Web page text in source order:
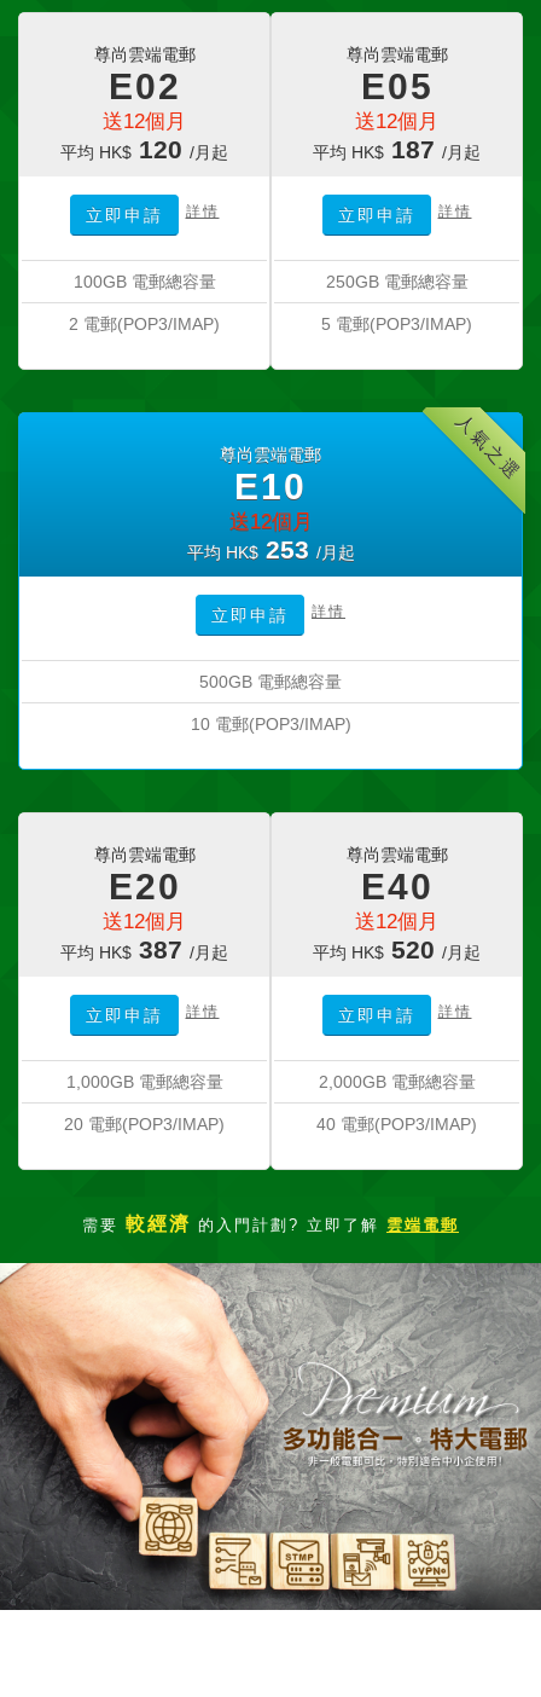
尊尚雲端電郵
E02
送12個月
平均 HK$ 120 /月起
立即申請 詳情
100GB 電郵總容量
2 電郵(POP3/IMAP)
尊尚雲端電郵
E05
送12個月
平均 HK$ 187 /月起
立即申請 詳情
250GB 電郵總容量
5 電郵(POP3/IMAP)
人氣之選
尊尚雲端電郵
E10
送12個月
平均 HK$ 253 /月起
立即申請 詳情
500GB 電郵總容量
10 電郵(POP3/IMAP)
尊尚雲端電郵
E20
送12個月
平均 HK$ 387 /月起
立即申請 詳情
1,000GB 電郵總容量
20 電郵(POP3/IMAP)
尊尚雲端電郵
E40
送12個月
平均 HK$ 520 /月起
立即申請 詳情
2,000GB 電郵總容量
40 電郵(POP3/IMAP)
需要 較經濟 的入門計劃? 立即了解 雲端電郵